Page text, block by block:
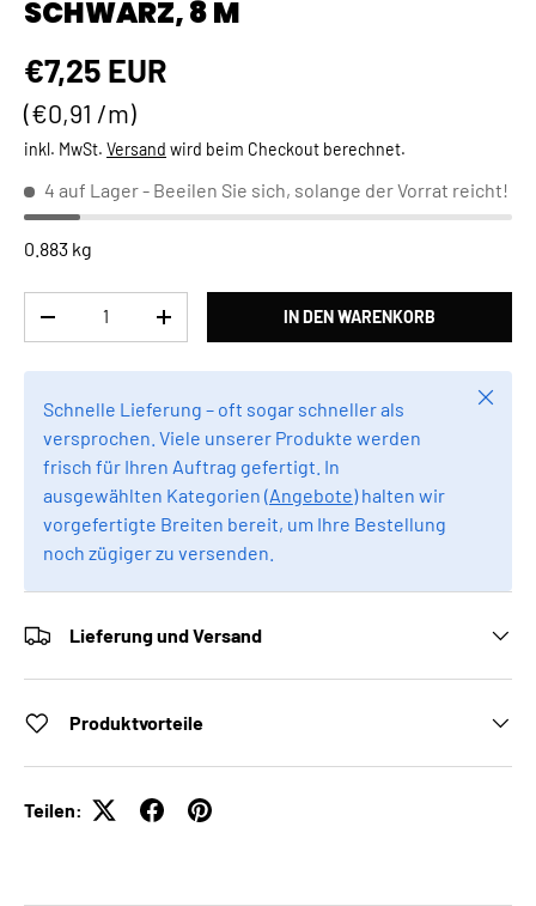
SCHWARZ, 8 M
Normaler Preis
€7,25 EUR
Grundpreis
€0,91 /m
inkl. MwSt. Versand wird beim Checkout berechnet.
4 auf Lager- Beeilen Sie sich, solange der Vorrat reicht!
0.883 kg
MENGE VERRINGERNMENGE ERHÖHENIN DEN WARENKORB
Schnelle Lieferung – oft sogar schneller als
versprochen. Viele unserer Produkte werden
frisch für Ihren Auftrag gefertigt. In
ausgewählten Kategorien (Angebote) halten wir
vorgefertigte Breiten bereit, um Ihre Bestellung
noch zügiger zu versenden.
Lieferung und Versand
Produktvorteile
Teilen: